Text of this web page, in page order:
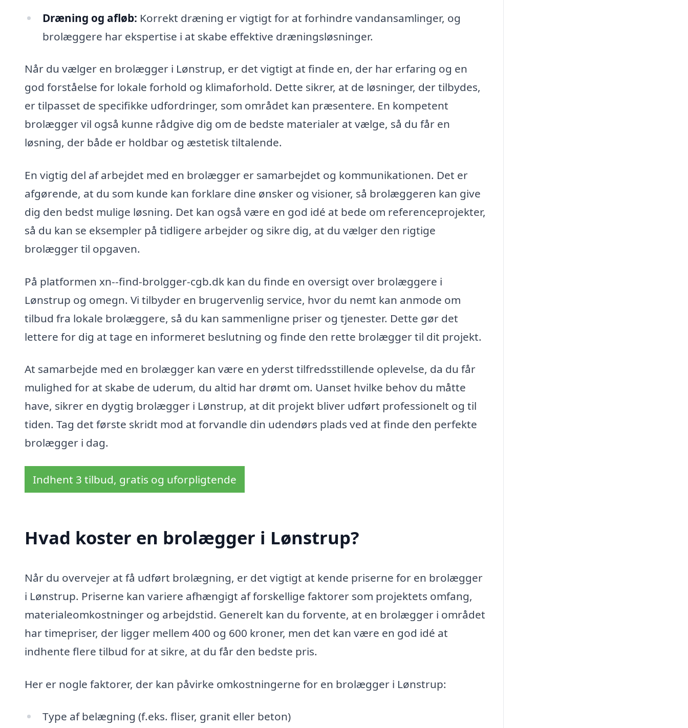
Dræning og afløb: Korrekt dræning er vigtigt for at forhindre vandansamlinger, og
brolæggere har ekspertise i at skabe effektive dræningsløsninger.
Når du vælger en brolægger i Lønstrup, er det vigtigt at finde en, der har erfaring og en
god forståelse for lokale forhold og klimaforhold. Dette sikrer, at de løsninger, der tilbydes,
er tilpasset de specifikke udfordringer, som området kan præsentere. En kompetent
brolægger vil også kunne rådgive dig om de bedste materialer at vælge, så du får en
løsning, der både er holdbar og æstetisk tiltalende.
En vigtig del af arbejdet med en brolægger er samarbejdet og kommunikationen. Det er
afgørende, at du som kunde kan forklare dine ønsker og visioner, så brolæggeren kan give
dig den bedst mulige løsning. Det kan også være en god idé at bede om referenceprojekter,
så du kan se eksempler på tidligere arbejder og sikre dig, at du vælger den rigtige
brolægger til opgaven.
På platformen xn--find-brolgger-cgb.dk kan du finde en oversigt over brolæggere i
Lønstrup og omegn. Vi tilbyder en brugervenlig service, hvor du nemt kan anmode om
tilbud fra lokale brolæggere, så du kan sammenligne priser og tjenester. Dette gør det
lettere for dig at tage en informeret beslutning og finde den rette brolægger til dit projekt.
At samarbejde med en brolægger kan være en yderst tilfredsstillende oplevelse, da du får
mulighed for at skabe de uderum, du altid har drømt om. Uanset hvilke behov du måtte
have, sikrer en dygtig brolægger i Lønstrup, at dit projekt bliver udført professionelt og til
tiden. Tag det første skridt mod at forvandle din udendørs plads ved at finde den perfekte
brolægger i dag.
Indhent 3 tilbud, gratis og uforpligtende
Hvad koster en brolægger i Lønstrup?
Når du overvejer at få udført brolægning, er det vigtigt at kende priserne for en brolægger
i Lønstrup. Priserne kan variere afhængigt af forskellige faktorer som projektets omfang,
materialeomkostninger og arbejdstid. Generelt kan du forvente, at en brolægger i området
har timepriser, der ligger mellem 400 og 600 kroner, men det kan være en god idé at
indhente flere tilbud for at sikre, at du får den bedste pris.
Her er nogle faktorer, der kan påvirke omkostningerne for en brolægger i Lønstrup:
Type af belægning (f.eks. fliser, granit eller beton)